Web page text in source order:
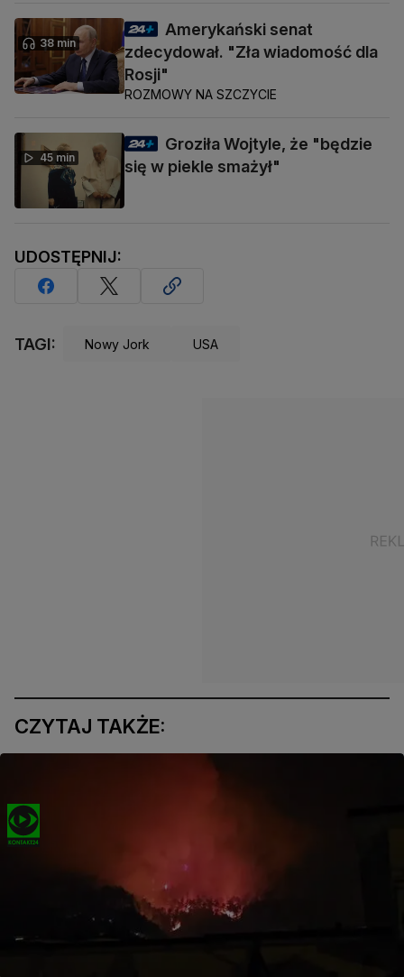
38 min
Amerykański senat
zdecydował. "Zła wiadomość dla
Rosji"
ROZMOWY NA SZCZYCIE
45 min
Groziła Wojtyle, że "będzie
się w piekle smażył"
UDOSTĘPNIJ:
TAGI: Nowy Jork USA
CZYTAJ TAKŻE: